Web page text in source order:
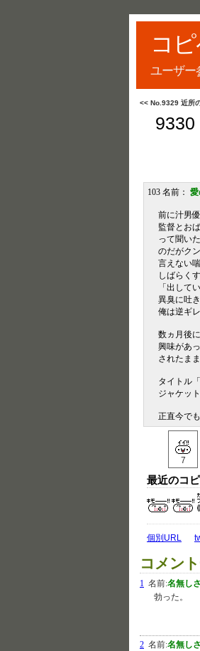
コ
ユーザー
<< No.9329 近所
9330
103 名前：
前に汁男
監督とお
って聞い
のだがク
言えない
しばらく
「出して
異臭に吐
俺は逆ギ
数ヵ月後
興味があ
されたま
タイトル
ジャケッ
正直今で
7
最近のコ
個別URL
コメン
1 名前:名無し
勃った。
2 名前:名無し